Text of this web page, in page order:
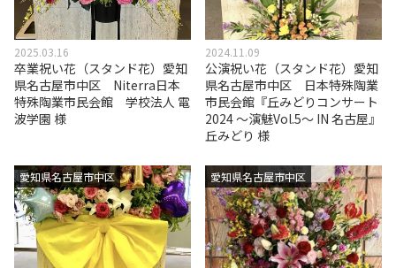
2025.03.16
卒業祝い花（スタンド花）愛知
県名古屋市中区 Niterra日本
特殊陶業市民会館 学校法人 電
波学園 様
2024.11.09
公演祝い花（スタンド花）愛知
県名古屋市中区 日本特殊陶業
市民会館『丘みどりコンサート
2024 ～演魅Vol.5～ IN 名古屋』
丘みどり 様
愛知県名古屋市中区 愛知県名古屋市中区